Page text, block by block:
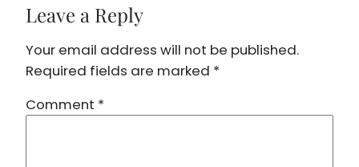
Leave a Reply
Your email address will not be published.
Required fields are marked *
Comment *